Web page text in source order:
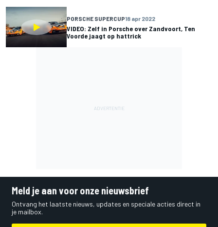
PORSCHE SUPERCUP18 apr 2022
VIDEO: Zelf in Porsche over Zandvoort, Ten
Voorde jaagt op hattrick
Meld je aan voor onze nieuwsbrief
Ontvang het laatste nieuws, updates en speciale acties direct in
je mailbox.